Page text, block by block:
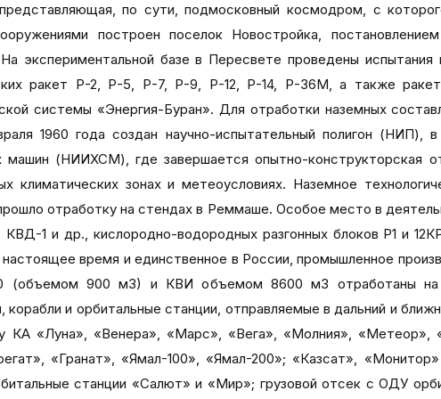
представляющая, по сути, подмосковный космодром, с
построен поселок Новостройка,
экспериментальной базе в Пересвете проведены испытания
ракет Р-2, Р-5, Р-7, Р-9, Р-12, Р-14, Р-36М, а также
системы «Энергия-Буран». Для отработки наземных
1960 года создан научно-испытательный полигон (НИП), в
машин (НИИХСМ), где завершается опытно-конструкторская
климатических зонах и метеоусловиях. Наземное
отработку на стендах в Реммаше. Особое место в
1 и др., кислородно-водородных разгонных блоков Р1 и
настоящее время и единственное в России, промышленное
(объемом 900 м3) и КВИ объемом 8600 м3 отработаны на
и орбитальные станции, отправляемые в дальний и
КА «Луна», «Венера», «Марс», «Вега», «Молния»,
«Гранат», «Ямал-100», «Ямал-200»; «Казсат»,
станции «Салют» и «Мир»; грузовой отсек с ОДУ